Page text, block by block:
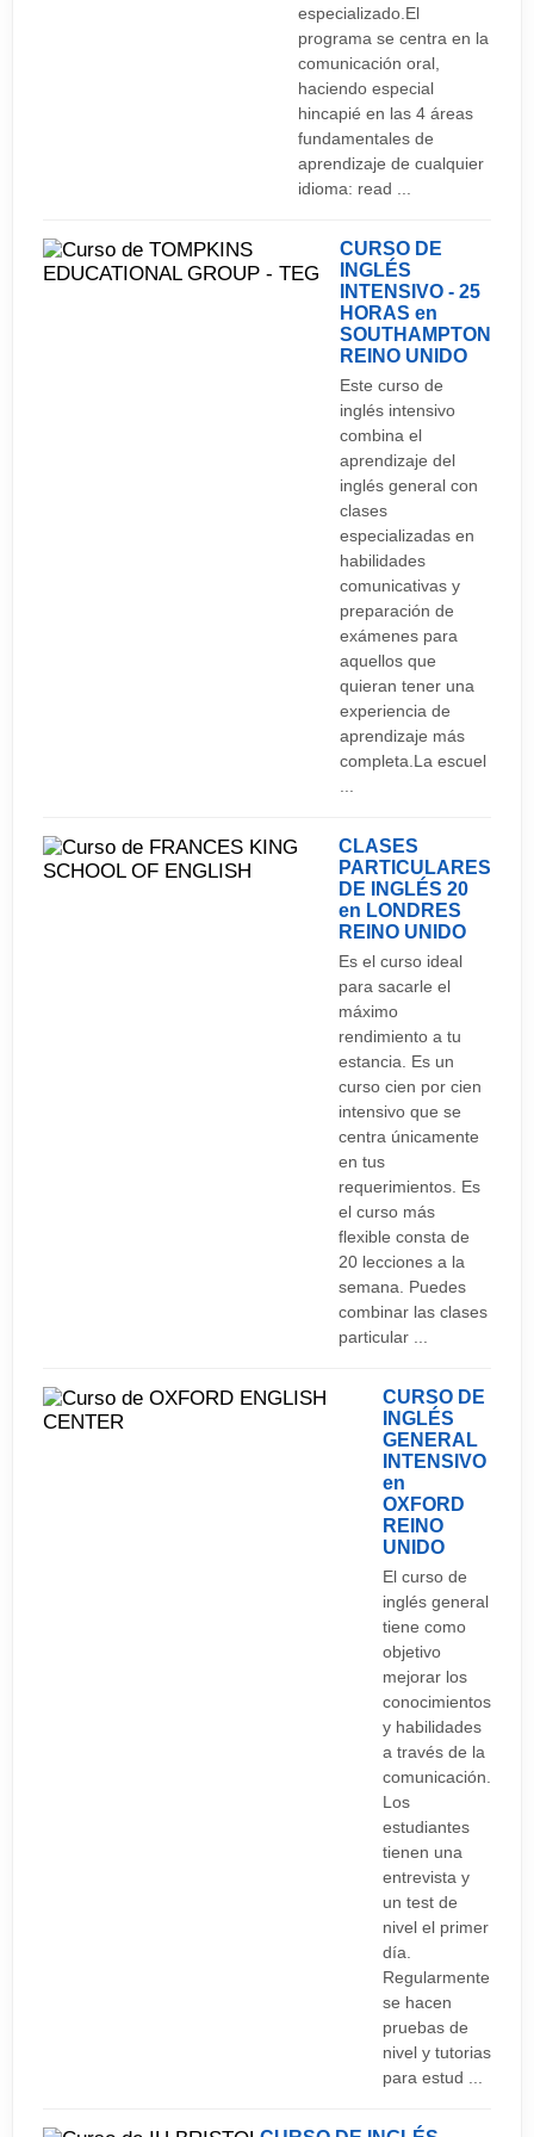
del té, a las 5 de la tarde. Es una tradición que se
sigue conservando. Normalmente se acompaña
de unas pastas o un trozo de pastel.
1 de enero: Año Nuevo. Viernes Santo (marzo o
lunes de mayo Ültimo lunes de mayo Último lunes
de Agosto 25 de diciembre: Navidad 26 de
especializado.El
programa se centra en la
comunicación oral,
haciendo especial
hincapié en las 4 áreas
fundamentales de
aprendizaje de cualquier
idioma: read ...
CURSO DE
INGLÉS
INTENSIVO - 25
HORAS en
SOUTHAMPTON
REINO UNIDO
Este curso de
inglés intensivo
combina el
aprendizaje del
inglés general con
clases
especializadas en
habilidades
comunicativas y
preparación de
exámenes para
aquellos que
quieran tener una
experiencia de
aprendizaje más
completa.La escuel
CLASES
PARTICULARES
DE INGLÉS 20
en LONDRES
REINO UNIDO
Es el curso ideal
para sacarle el
máximo
rendimiento a tu
estancia. Es un
curso cien por cien
intensivo que se
centra únicamente
en tus
requerimientos. Es
el curso más
flexible consta de
20 lecciones a la
semana. Puedes
combinar las clases
particular ...
CURSO DE
INGLÉS
GENERAL
INTENSIVO
en
OXFORD
REINO
UNIDO
El curso de
inglés general
tiene como
objetivo
mejorar los
conocimientos
y habilidades
a través de la
comunicación.
Los
estudiantes
tienen una
entrevista y
un test de
nivel el primer
día.
Regularmente
se hacen
pruebas de
nivel y tutorias
para estud ...